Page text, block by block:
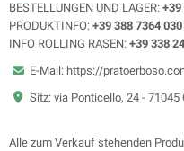
BESTELLUNGEN UND LAGER: +39
PRODUKTINFO: +39 388 7364 030
INFO ROLLING RASEN: +39 338
E-Mail: https://
Sitz: via Ponticello, 24 - 71045
Alle zum Verkauf stehenden